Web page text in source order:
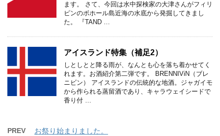
ます。 さて、今回は水中探検家の大津さんがフィリ
ピンのボホール島近海の水底から発掘してきまし
た。 『TAND …
アイスランド特集（補足2）
しとしとと降る雨が、なんとも心を落ち着かせてく
れます。お酒紹介第二弾です。 BRENNIViN（ブレ
ニビン） アイスランドの伝統的な地酒。ジャガイモ
から作られる蒸留酒であり、キャラウェイシードで
香り付 …
PREV お祭り始まりました。